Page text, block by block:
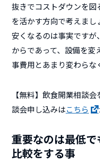
抜きでコストダウンを
を活かす方向で考えまし
安くなるのは事実です
からであって、設備を
事費用とあまり変わらな
【無料】飲食開業相談
談会申し込みはこちら
重要なのは最低
比較をする事